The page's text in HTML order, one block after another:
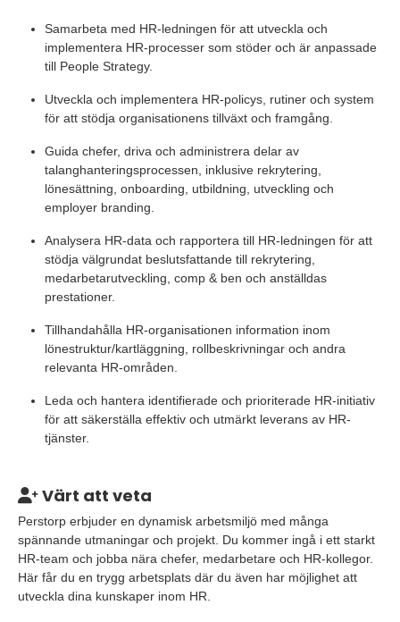
Samarbeta med HR-ledningen för att utveckla och
implementera HR-processer som stöder och är anpassade
till People Strategy.
Utveckla och implementera HR-policys, rutiner och system
för att stödja organisationens tillväxt och framgång.
Guida chefer, driva och administrera delar av
talanghanteringsprocessen, inklusive rekrytering,
lönesättning, onboarding, utbildning, utveckling och
employer branding.
Analysera HR-data och rapportera till HR-ledningen för att
stödja välgrundat beslutsfattande till rekrytering,
medarbetarutveckling, comp & ben och anställdas
prestationer.
Tillhandahålla HR-organisationen information inom
lönestruktur/kartläggning, rollbeskrivningar och andra
relevanta HR-områden.
Leda och hantera identifierade och prioriterade HR-initiativ
för att säkerställa effektiv och utmärkt leverans av HR-
tjänster.
Värt att veta
Perstorp erbjuder en dynamisk arbetsmiljö med många
spännande utmaningar och projekt. Du kommer ingå i ett starkt
HR-team och jobba nära chefer, medarbetare och HR-kollegor.
Här får du en trygg arbetsplats där du även har möjlighet att
utveckla dina kunskaper inom HR.